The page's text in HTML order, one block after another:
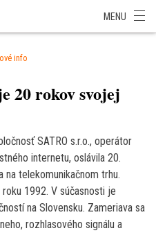
MENU
info
20 rokov svojej
SATRO s.r.o., operátor
internetu, oslávila 20.
telekomunikačnom trhu.
1992. V súčasnosti je
na Slovensku. Zameriava sa
rozhlasového signálu a